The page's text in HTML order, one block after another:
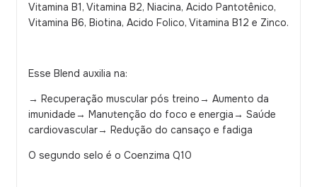
Vitamina B1, Vitamina B2, Niacina, Acido Pantotênico,
Vitamina B6, Biotina, Acido Folico, Vitamina B12 e Zinco.
Esse Blend auxilia na:
→ Recuperação muscular pós treino→ Aumento da
imunidade→ Manutenção do foco e energia→ Saúde
cardiovascular→ Redução do cansaço e fadiga
O segundo selo é o Coenzima Q10